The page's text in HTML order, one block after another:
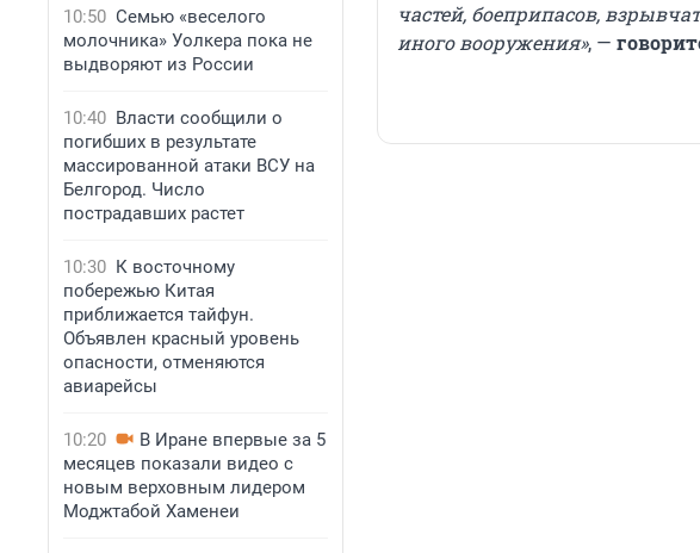
10:50 Семью «веселого
молочника» Уолкера пока не
выдворяют из России
10:40 Власти сообщили о
погибших в результате
массированной атаки ВСУ на
Белгород. Число
пострадавших растет
10:30 К восточному
побережью Китая
приближается тайфун.
Объявлен красный уровень
опасности, отменяются
авиарейсы
10:20
В Иране впервые за 5
месяцев показали видео с
новым верховным лидером
Моджтабой Хаменеи
частей, боеприпасов,
иного вооружения», —